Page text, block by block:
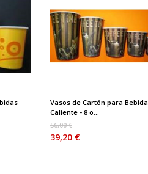
Vasos de Cartón para Bebida
Caliente - 8 o...
56,00 €
39,20 €